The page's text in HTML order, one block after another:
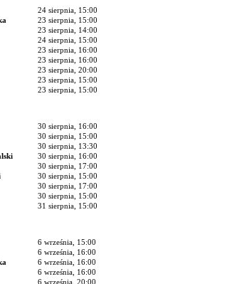
24 sierpnia, 15:00
23 sierpnia, 15:00
23 sierpnia, 14:00
24 sierpnia, 15:00
23 sierpnia, 16:00
23 sierpnia, 16:00
23 sierpnia, 20:00
23 sierpnia, 15:00
23 sierpnia, 15:00
30 sierpnia, 16:00
30 sierpnia, 15:00
30 sierpnia, 13:30
30 sierpnia, 16:00
30 sierpnia, 17:00
30 sierpnia, 15:00
30 sierpnia, 17:00
30 sierpnia, 15:00
31 sierpnia, 15:00
6 września, 15:00
6 września, 16:00
6 września, 16:00
6 września, 16:00
6 września, 20:00